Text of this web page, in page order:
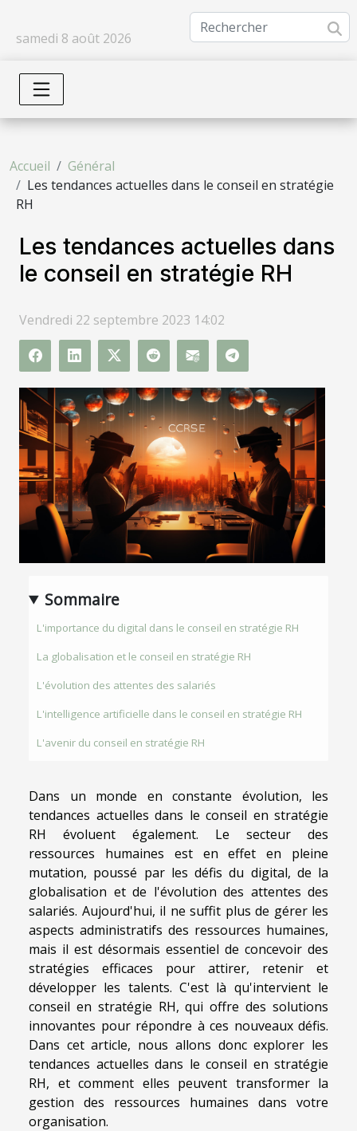
samedi 8 août 2026
Accueil
Général
Les tendances actuelles dans le conseil en stratégie
RH
Les tendances actuelles dans
le conseil en stratégie RH
Vendredi 22 septembre 2023 14:02
Sommaire
L'importance du digital dans le conseil en stratégie RH
La globalisation et le conseil en stratégie RH
L'évolution des attentes des salariés
L'intelligence artificielle dans le conseil en stratégie RH
L'avenir du conseil en stratégie RH
Dans un monde en constante évolution, les
tendances actuelles dans le conseil en stratégie
RH évoluent également. Le secteur des
ressources humaines est en effet en pleine
mutation, poussé par les défis du digital, de la
globalisation et de l'évolution des attentes des
salariés. Aujourd'hui, il ne suffit plus de gérer les
aspects administratifs des ressources humaines,
mais il est désormais essentiel de concevoir des
stratégies efficaces pour attirer, retenir et
développer les talents. C'est là qu'intervient le
conseil en stratégie RH, qui offre des solutions
innovantes pour répondre à ces nouveaux défis.
Dans cet article, nous allons donc explorer les
tendances actuelles dans le conseil en stratégie
RH, et comment elles peuvent transformer la
gestion des ressources humaines dans votre
organisation.